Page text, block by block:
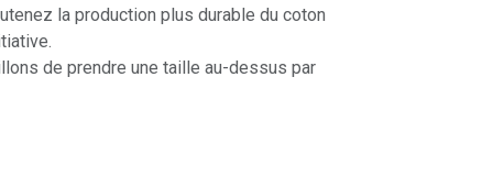
la production plus durable du coton
de prendre une taille au-dessus par